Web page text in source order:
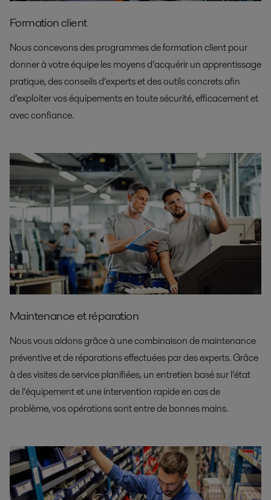
Formation client
Nous concevons des programmes de formation client pour
donner à votre équipe les moyens d’acquérir un apprentissage
pratique, des conseils d’experts et des outils concrets afin
d’exploiter vos équipements en toute sécurité, efficacement et
avec confiance.
Maintenance et réparation
Nous vous aidons grâce à une combinaison de maintenance
préventive et de réparations effectuées par des experts. Grâce
à des visites de service planifiées, un entretien basé sur l’état
de l’équipement et une intervention rapide en cas de
problème, vos opérations sont entre de bonnes mains.